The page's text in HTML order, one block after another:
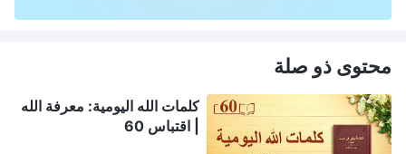
محتوى ذو صلة
كلمات الله اليومية: معرفة الله
| اقتباس 60